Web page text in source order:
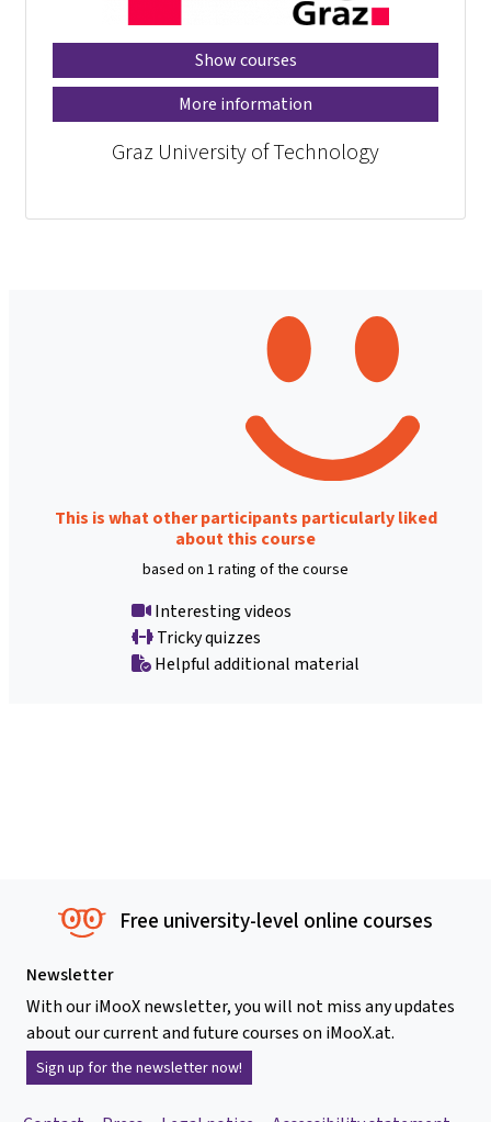
Show courses
More information
Graz University of Technology
This is what other participants particularly liked
about this course
based on 1 rating of the course
Interesting videos
Tricky quizzes
Helpful additional material
Free university-level online courses
Newsletter
With our iMooX newsletter, you will not miss any updates
about our current and future courses on iMooX.at.
Sign up for the newsletter now!